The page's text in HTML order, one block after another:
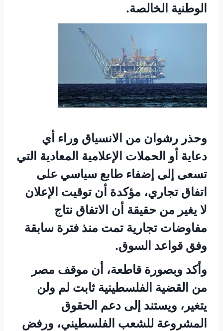
الوطنية الخالصة.
وحذر رشوان من الانسياق وراء أي
دعاية أو الحملات الإعلامية المعادية التي
تسعى إلى إضفاء طابع سياسي على
اتفاق تجاري، مؤكدة أن توقيت الإعلان
لا يغير من حقيقة أن الاتفاق نتاج
مفاوضات تجارية تمت منذ فترة سابقة
وفق قواعد السوق.
وأكد وبصورة قاطعة، أن موقف مصر
من القضية الفلسطينية ثابت لم ولن
يتغير، ويستند إلى دعم الحقوق
المشروعة للشعب الفلسطيني، ورفض